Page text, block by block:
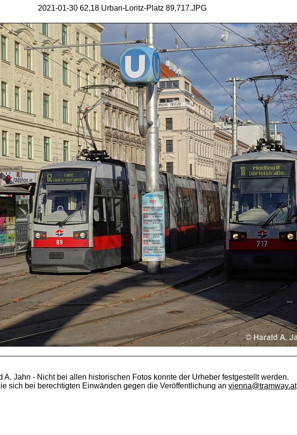
2021-01-30 62,18 Urban-Loritz-Platz 89,717.JPG
A. Jahn - Nicht bei allen historischen Fotos konnte der Urheber festgestellt werden.
sich bei berechtigten Einwänden gegen die Veröffentlichung an vienna@tramway.at